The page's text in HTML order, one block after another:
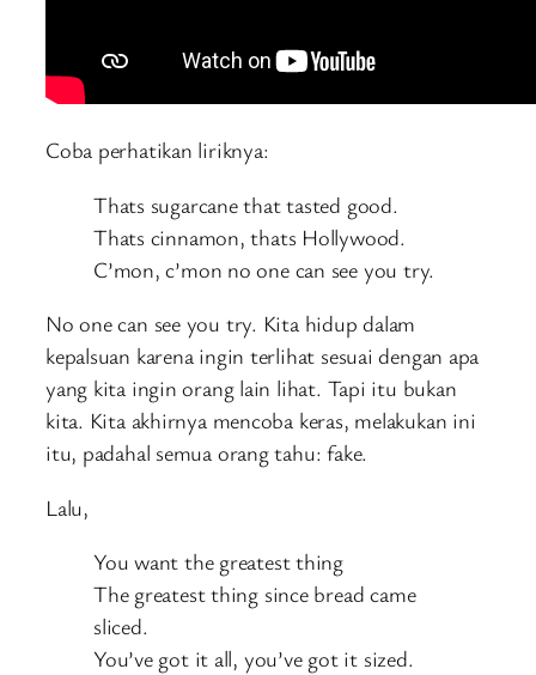
Coba perhatikan liriknya:
Thats sugarcane that tasted good.
Thats cinnamon, thats Hollywood.
C’mon, c’mon no one can see you try.
No one can see you try. Kita hidup dalam
kepalsuan karena ingin terlihat sesuai dengan apa
yang kita ingin orang lain lihat. Tapi itu bukan
kita. Kita akhirnya mencoba keras, melakukan ini
itu, padahal semua orang tahu: fake.
Lalu,
You want the greatest thing
The greatest thing since bread came
sliced.
You’ve got it all, you’ve got it sized.